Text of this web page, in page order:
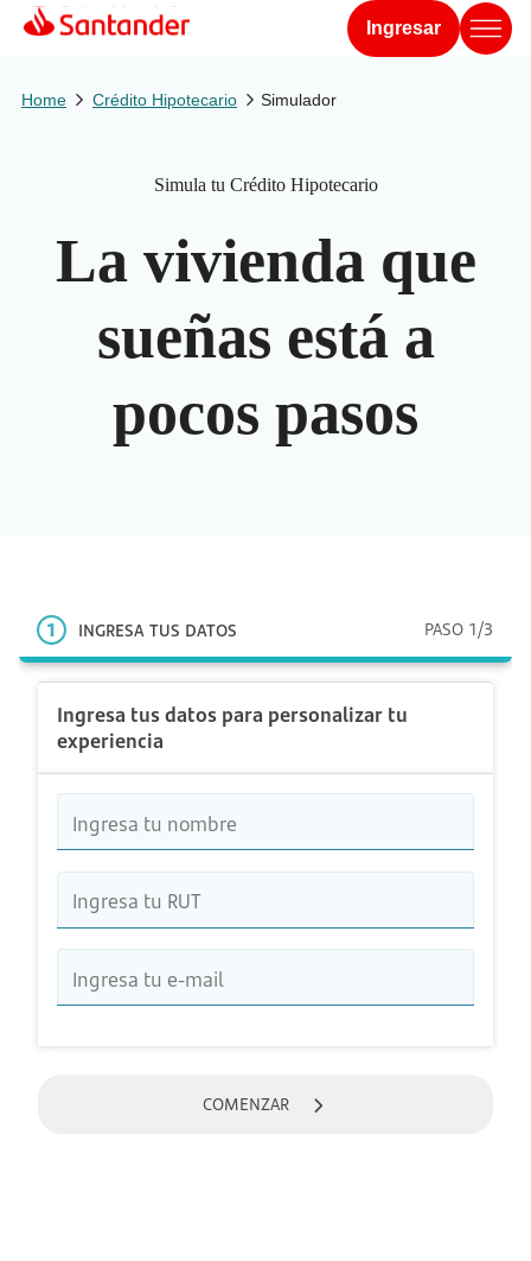
Ingresar
Home Crédito Hipotecario Simulador
Simula tu Crédito Hipotecario
La vivienda que
sueñas está a
pocos pasos